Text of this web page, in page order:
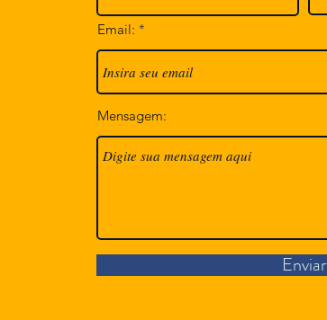
Email:
Mensagem:
Enviar